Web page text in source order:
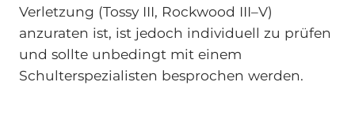
Verletzung (Tossy III, Rockwood III–V)
anzuraten ist, ist jedoch individuell zu prüfen
und sollte unbedingt mit einem
Schulterspezialisten besprochen werden.